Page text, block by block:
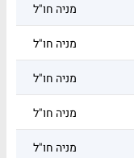
מניה חו"ל
מניה חו"ל
מניה חו"ל
מניה חו"ל
מניה חו"ל